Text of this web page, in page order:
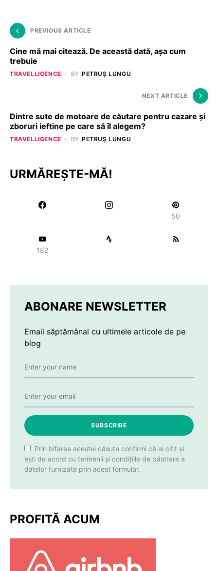
PREVIOUS ARTICLE
Cine mă mai citează. De această dată, așa cum
trebuie
TRAVELLIGENCE BY PETRUȘ LUNGU
NEXT ARTICLE
Dintre sute de motoare de căutare pentru cazare și
zboruri ieftine pe care să îl alegem?
TRAVELLIGENCE BY PETRUȘ LUNGU
URMĂREȘTE-MĂ!
50
182
ABONARE NEWSLETTER
Email săptămânal cu ultimele articole de pe
blog
SUBSCRIBE
Prin bifarea acestei căsuțe confirmi că ai citit și
ești de acord cu termenii și condițiile de păstrare a
datelor furnizate prin acest formular.
PROFITĂ ACUM